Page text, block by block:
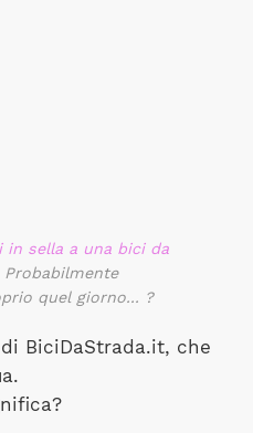
in sella a una bici da
Probabilmente
quel giorno... ?
BiciDaStrada.it, che